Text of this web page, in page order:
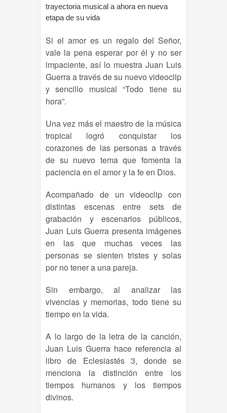
trayectoria musical a ahora en nueva
etapa de su vida
Si el amor es un regalo del Señor,
vale la pena esperar por él y no ser
impaciente, así lo muestra Juan Luis
Guerra a través de su nuevo videoclip
y sencillo musical “Todo tiene su
hora”.
Una vez más el maestro de la música
tropical logró conquistar los
corazones de las personas a través
de su nuevo tema que fomenta la
paciencia en el amor y la fe en Dios.
Acompañado de un videoclip con
distintas escenas entre sets de
grabación y escenarios públicos,
Juan Luis Guerra presenta imágenes
en las que muchas veces las
personas se sienten tristes y solas
por no tener a una pareja.
Sin embargo, al analizar las
vivencias y memorias, todo tiene su
tiempo en la vida.
A lo largo de la letra de la canción,
Juan Luis Guerra hace referencia al
libro de Eclesiastés 3, donde se
menciona la distinción entre los
tiempos humanos y los tiempos
divinos.